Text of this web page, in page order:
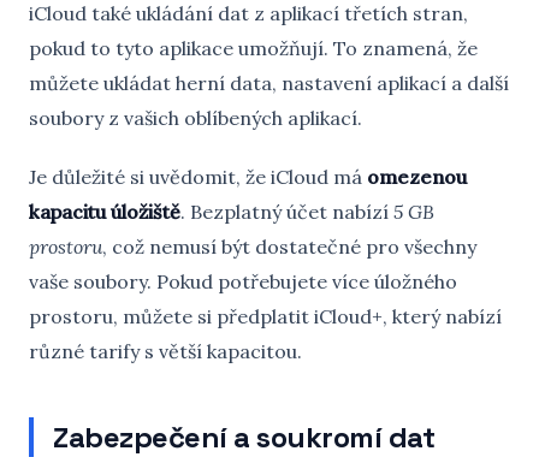
iCloud také ukládání dat z aplikací třetích stran,
pokud to tyto aplikace umožňují. To znamená, že
můžete ukládat herní data, nastavení aplikací a další
soubory z vašich oblíbených aplikací.
Je důležité si uvědomit, že iCloud má omezenou
kapacitu úložiště. Bezplatný účet nabízí 5 GB
prostoru, což nemusí být dostatečné pro všechny
vaše soubory. Pokud potřebujete více úložného
prostoru, můžete si předplatit iCloud+, který nabízí
různé tarify s větší kapacitou.
Zabezpečení a soukromí dat